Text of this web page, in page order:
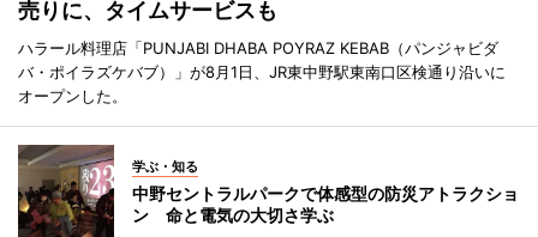
売りに、タイムサービスも
ハラール料理店「PUNJABI DHABA POYRAZ KEBAB（パンジャビダ
バ・ポイラズケバブ）」が8月1日、JR東中野駅東南口区検通り沿いに
オープンした。
学ぶ・知る
中野セントラルパークで体感型の防災アトラクショ
ン 命と電気の大切さ学ぶ